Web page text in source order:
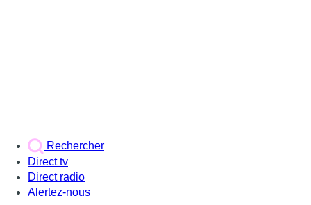
Rechercher
Direct tv
Direct radio
Alertez-nous